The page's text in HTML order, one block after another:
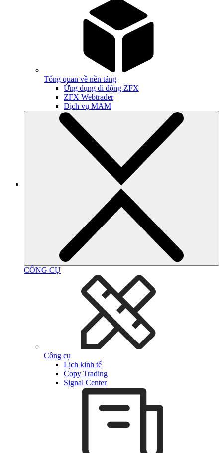
Tổng quan về nền tảng
Ứng dụng di động ZFX
ZFX Webtrader
Dịch vụ MAM
CÔNG CỤ
Công cụ
Lịch kinh tế
Copy Trading
Signal Center